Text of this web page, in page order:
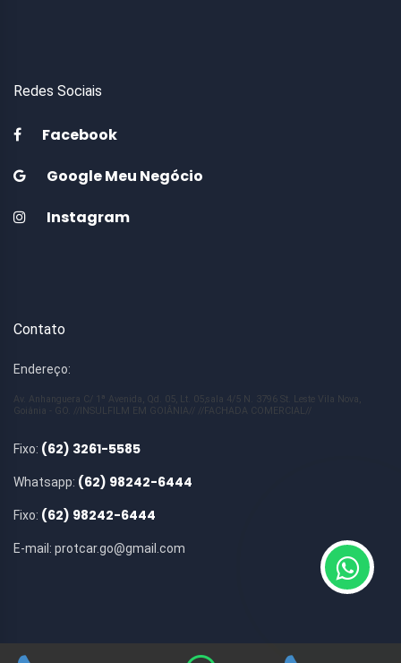
Redes Sociais
Facebook
Google Meu Negócio
Instagram
Contato
Endereço:
Av. Anhanguera C/ 1ª Avenida, Qd. 05, Lt. 05,sala 4/5 N. 3796 St. Leste Vila Nova,
Goiânia - GO. //INSULFILM EM GOIÂNIA// //FACHADA COMERCIAL//
Fixo: (62) 3261-5585
Whatsapp: (62) 98242-6444
Fixo: (62) 98242-6444
E-mail: protcar.go@gmail.com